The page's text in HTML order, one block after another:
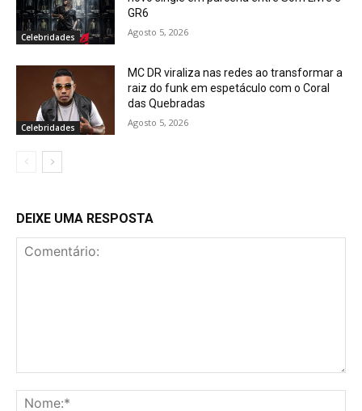
Celebridades
GR6
Agosto 5, 2026
Celebridades
MC DR viraliza nas redes ao transformar a
raiz do funk em espetáculo com o Coral
das Quebradas
Agosto 5, 2026
DEIXE UMA RESPOSTA